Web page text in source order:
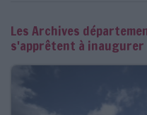
Les Archives
s'apprêtent à